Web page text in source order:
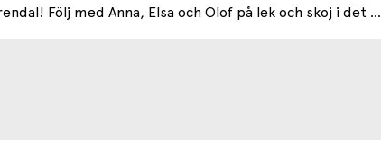
Följ med Anna, Elsa och Olof på lek och skoj i det ...